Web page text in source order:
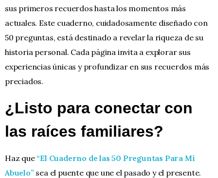
sus primeros recuerdos hasta los momentos más
actuales. Este cuaderno, cuidadosamente diseñado con
50 preguntas, está destinado a revelar la riqueza de su
historia personal. Cada página invita a explorar sus
experiencias únicas y profundizar en sus recuerdos más
preciados.
¿Listo para conectar con
las raíces familiares?
Haz que “El Cuaderno de las 50 Preguntas Para Mi
Abuelo” sea el puente que une el pasado y el presente.